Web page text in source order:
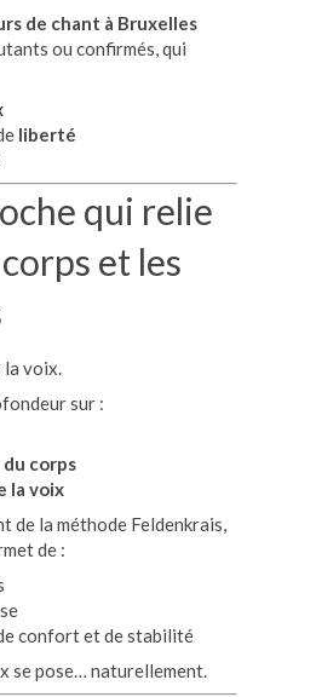
de chant à Bruxelles
ou confirmés, qui
liberté
qui relie
et les
la voix.
sur :
corps
la voix
de la méthode Feldenkrais,
de :
confort et de stabilité
se pose… naturellement.